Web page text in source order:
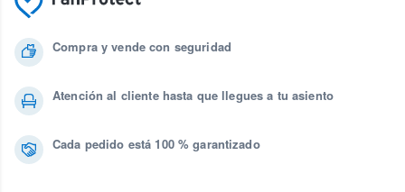
Compra y vende con seguridad
Atención al cliente hasta que llegues a tu asiento
Cada pedido está 100 % garantizado